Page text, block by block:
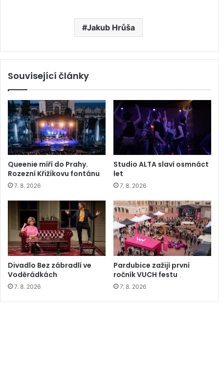
Jakub Hrůša
Související články
Queenie míří do Prahy.
Rozezní Křižíkovu fontánu
7. 8. 2026
Studio ALTA slaví osmnáct
let
7. 8. 2026
Divadlo Bez zábradlí ve
Voděrádkách
7. 8. 2026
Pardubice zažijí první
ročník VUCH festu
7. 8. 2026